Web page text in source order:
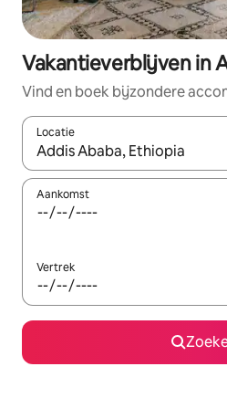
Vakantieverblijven in
Vind en boek bijzondere
Locatie
Wanneer er resultaten
Aankomst
Vertrek